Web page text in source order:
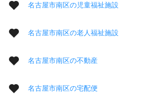
名古屋市南区の児童福祉施設
名古屋市南区の老人福祉施設
名古屋市南区の不動産
名古屋市南区の宅配便